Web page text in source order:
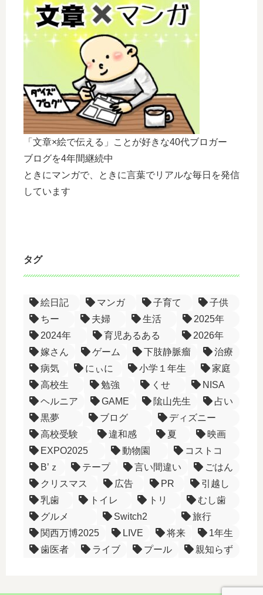
「文章×絵で伝える」ことが好きな40代ブロガー
ブログを4年間継続中
ときにマンガで、ときに言葉でリアルな毎日を発信
しています
タグ
絵日記 マンガ 子育て
子供
ちー
夫婦 生活
2025年
2024年
育児あるある
2026年
嫁さん
ゲーム 下肢静脈瘤
治療
病気
にぃに 小学１年生
家庭
高校生
勉強 くせ
NISA
ヘルニア
GAME 隂山先生
占い
黒夢
ブログ
ディズニー
高校受験
違和感 夏
映画
EXPO2025
動物園
コストコ
B’ｚ
テープ 言い間違い
ごはん
クリスマス
広告 PR
引越し
乳歯
トイレ トリ
むし歯
グルメ
Switch2
旅行
関西万博2025
LIVE 将来
1年生
歯医者
ライブ プール 親知らず